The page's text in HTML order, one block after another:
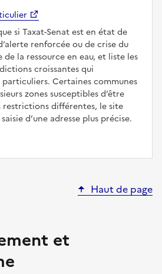
si Taxat-Senat est en état de
renforcée ou de crise du
de la ressource en eau, et liste les
croissantes qui
particuliers. Certaines communes
zones susceptibles d’être
restrictions différentes, le site
d’une adresse plus précise.
Haut de page
et